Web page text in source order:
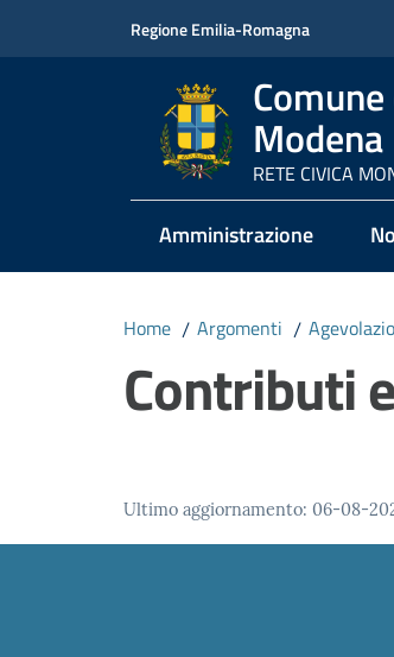
Regione Emilia-Romagna
Modena
RETE CIVICA
Amministrazione
Home / Argomenti /
Contributi
Ultimo aggiornamento: 06-08-